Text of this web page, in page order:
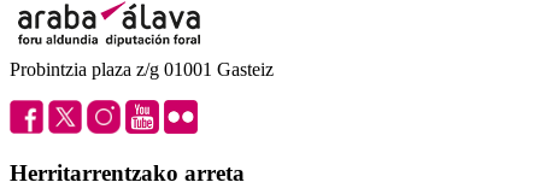
Probintzia plaza z/g 01001 Gasteiz
Herritarrentzako arreta